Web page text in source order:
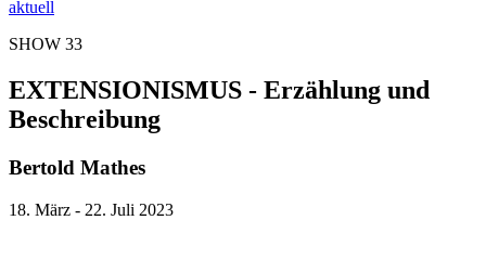
aktuell
SHOW 33
EXTENSIONISMUS - Erzählung und
Beschreibung
Bertold Mathes
18. März - 22. Juli 2023